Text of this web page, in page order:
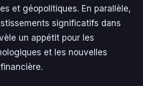
et géopolitiques. En parallèle,
significatifs dans
un appétit pour les
et les nouvelles